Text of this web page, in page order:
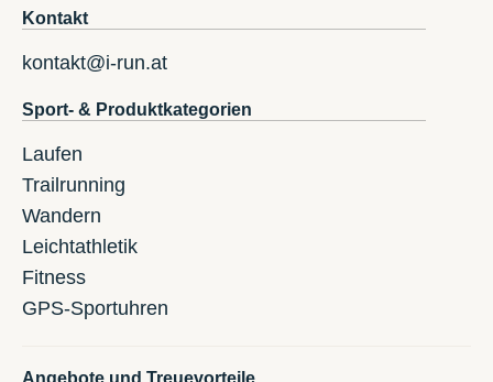
Kontakt
kontakt@i-run.at
Sport- & Produktkategorien
Laufen
Trailrunning
Wandern
Leichtathletik
Fitness
GPS-Sportuhren
Angebote und Treuevorteile